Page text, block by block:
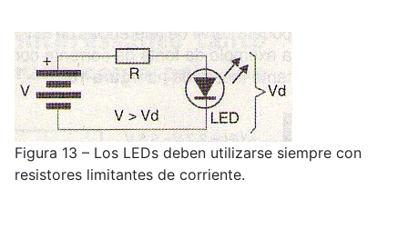
Figura 13 – Los LEDs deben utilizarse siempre con
resistores limitantes de corriente.